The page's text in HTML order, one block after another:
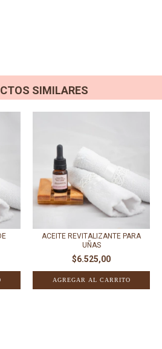
SIMILARES
ACEITE REVITALIZANTE PARA
UÑAS
$6.525,00